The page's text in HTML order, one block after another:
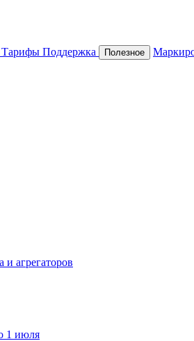
Тарифы Поддержка Полезное
и агрегаторов
1 июля